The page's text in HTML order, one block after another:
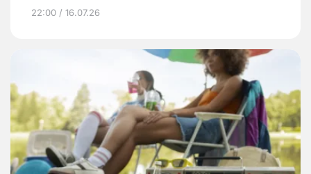
22:00 / 16.07.26